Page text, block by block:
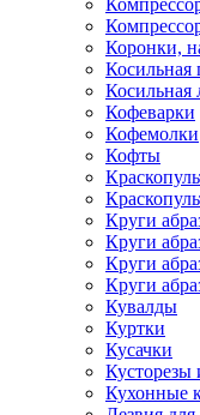
Коронки,
Косильная
Косильная
Кофеварки
Кофемолки
Кофты
Круги
Круги
Круги
Круги
Кувалды
Куртки
Кусачки
Кухонные